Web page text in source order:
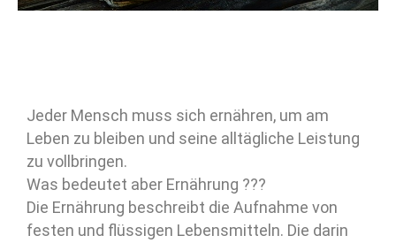
Jeder Mensch muss sich ernähren, um am
Leben zu bleiben und seine alltägliche Leistung
zu vollbringen.
Was bedeutet aber Ernährung ???
Die Ernährung beschreibt die Aufnahme von
festen und flüssigen Lebensmitteln. Die darin